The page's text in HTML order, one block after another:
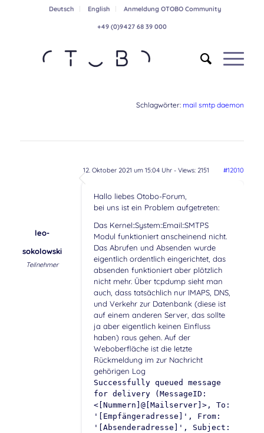
Deutsch English Anmeldung OTOBO Community
+49 (0)9427 68 39 000
Schlagwörter: mail smtp daemon
12. Oktober 2021 um 15:04 Uhr- Views: 2151 #12010
leo-
sokolowski
Teilnehmer
Hallo liebes Otobo-Forum,
bei uns ist ein Problem aufgetreten:
Das Kernel::System::Email::SMTPS
Modul funktioniert anscheinend nicht.
Das Abrufen und Absenden wurde
eigentlich ordentlich eingerichtet, das
absenden funktioniert aber plötzlich
nicht mehr. Über tcpdump sieht man
auch, dass tatsächlich nur IMAPS, DNS,
und Verkehr zur Datenbank (diese ist
auf einem anderen Server, das sollte
ja aber eigentlich keinen Einfluss
haben) raus gehen. Auf der
Weboberfläche ist die letzte
Rückmeldung im zur Nachricht
gehörigen Log
Successfully queued message
for delivery (MessageID:
<[Nummern]@[Mailserver]>, To:
'[Empfängeradresse]', From:
'[Absenderadresse]', Subject: